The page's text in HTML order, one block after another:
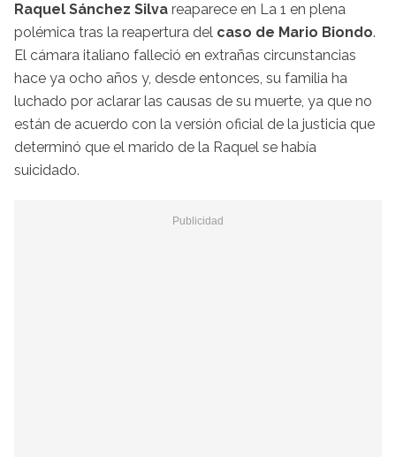
Raquel Sánchez Silva reaparece en La 1 en plena
polémica tras la reapertura del caso de Mario Biondo.
El cámara italiano falleció en extrañas circunstancias
hace ya ocho años y, desde entonces, su familia ha
luchado por aclarar las causas de su muerte, ya que no
están de acuerdo con la versión oficial de la justicia que
determinó que el marido de la Raquel se había
suicidado.